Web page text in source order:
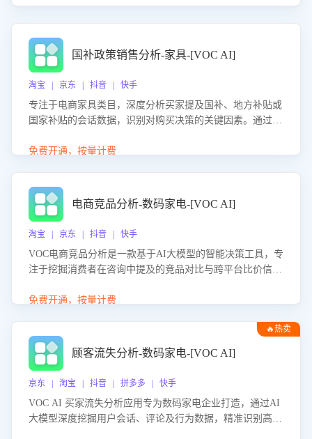
国补政策销售分析-家具-[VOC AI]
淘宝 | 京东 | 抖音 | 快手
专注于电商家具类目，深度分析买家提及国补、地方补贴或
国家补贴的会话数据，识别对购买决策的关键因素。通过AI
化策略，助力商家利用国补政策提升GMV。
免费开通，按量计费
电商竞品分析-数码家电-[VOC AI]
淘宝 | 京东 | 抖音 | 快手
VOC电商竞品分析是一款基于AI大模型的智能决策工具，专
注于挖掘消费者在咨询中提及的竞品对比与跨平台比价信
商品信息，进行多维度交叉对比，并分析消费者的比价行
企业优化营销话术、突出产品与服务优势，有效提升咨询转
化率，避免陷入单纯价格竞争，实现精准扬长避短。
免费开通，按量计费
🔥热卖
顾客流失分析-数码家电-[VOC AI]
京东 | 淘宝 | 抖音 | 拼多多 | 快手
VOC AI 买家流失分析应用专为数码家电企业打造，通过AI
大模型深度挖掘用户会话、评论及行为数据，精准识别高流